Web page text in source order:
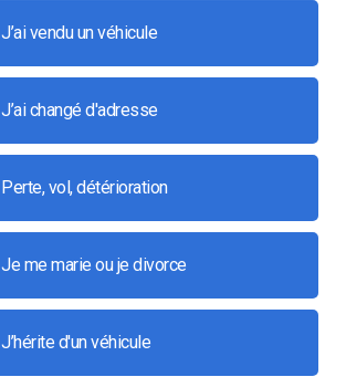
J’ai vendu un véhicule
J’ai changé d'adresse
Perte, vol, détérioration
Je me marie ou je divorce
J’hérite d'un véhicule